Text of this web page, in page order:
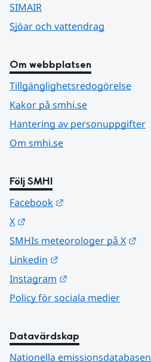
SIMAIR
Sjöar och vattendrag
Om webbplatsen
Tillgänglighetsredogörelse
Kakor på smhi.se
Hantering av personuppgifter
Om smhi.se
Följ SMHI
Facebook
X
SMHIs meteorologer på X
Linkedin
Instagram
Policy för sociala medier
Datavärdskap
Nationella emissionsdatabasen